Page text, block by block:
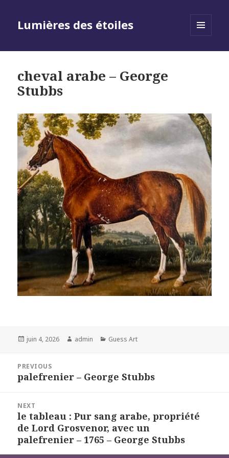
Lumières des étoiles
cheval arabe – George
Stubbs
Posted
juin 4, 2026 Author
admin Categories
Guess Art
l’article
PREVIOUS
Previous
palefrenier – George Stubbs
NEXT
Next
post:
le tableau : Pur sang arabe, propriété
de Lord Grosvenor, avec un
palefrenier – 1765 – George Stubbs